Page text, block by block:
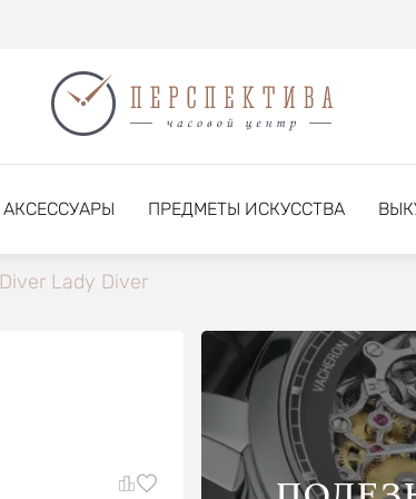
АКСЕССУАРЫ ПРЕДМЕТЫ ИСКУССТВА
Diver Lady Diver